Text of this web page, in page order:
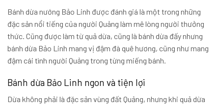
Bánh dừa nướng Bảo Linh được đánh giá là một trong những
đặc sản nổi tiếng của người Quảng làm mê lòng người thưởng
thức. Cũng được làm từ quả dừa, cũng là bánh dừa đấy nhưng
bánh dừa Bảo Linh mang vị đậm đà quê hương, cũng như mang
đậm cái tình người Quảng trong từng miếng bánh.
Bánh dừa Bảo Linh ngon và tiện lợi
Dừa không phải là đặc sản vùng đất Quảng, nhưng khi quả dừa